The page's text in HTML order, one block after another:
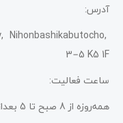
آدرس:
3−5 K5 1F
ساعت فعالیت:
همه‌روزه از 8 صبح تا 5 بعدازظهر